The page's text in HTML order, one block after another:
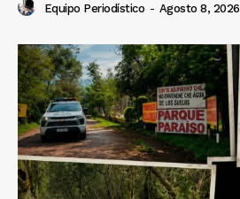
Equipo Periodístico - Agosto 8, 2026